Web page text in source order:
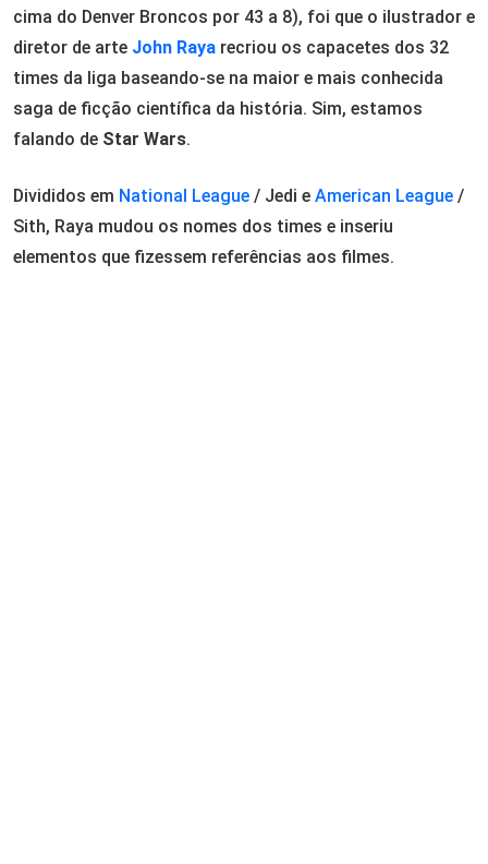
cima do Denver Broncos por 43 a 8), foi que o ilustrador e
diretor de arte John Raya recriou os capacetes dos 32
times da liga baseando-se na maior e mais conhecida
saga de ficção científica da história. Sim, estamos
falando de Star Wars.
Divididos em National League / Jedi e American League /
Sith, Raya mudou os nomes dos times e inseriu
elementos que fizessem referências aos filmes.